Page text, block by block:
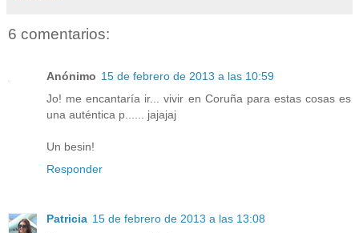
6 comentarios:
Anónimo 15 de febrero de 2013 a las 10:59
Jo! me encantaría ir... vivir en Coruña para estas cosas es
una auténtica p...... jajajaj
Un besin!
Responder
Patricia 15 de febrero de 2013 a las 13:08